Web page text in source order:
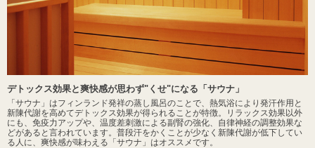
デトックス効果と爽快感が思わず"くせ"になる「サウナ」
「サウナ」はフィンランド発祥の蒸し風呂のことで、熱気浴により発汗作用と
新陳代謝を高めてデトックス効果が得られることが特徴。リラックス効果以外
にも、免疫力アップや、温度差刺激による副腎の強化、自律神経の調整効果な
どがあると言われています。普段汗をかくことが少なく新陳代謝が低下してい
る人に、爽快感が味わえる「サウナ」はオススメです。